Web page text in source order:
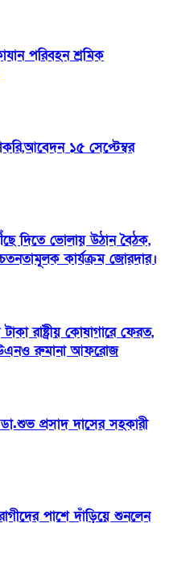
পরিবহন শ্রমিক
১৫ সেপ্টেম্বর
দিতে ভোলায় উঠান বৈঠক,
কার্যক্রম জোরদার।
রাষ্ট্রীয় কোষাগারে ফেরত,
ইউএনও রুমানা আফরোজ
প্রসাদ দাসের সহকারী
পাশে দাঁড়িয়ে শুনলেন